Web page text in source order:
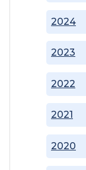
2020
2021
2022
2023
2024